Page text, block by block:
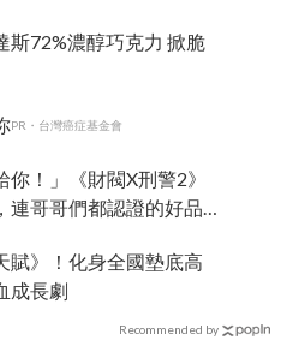
斯72%濃醇巧克力 掀脆
PR・台灣癌症基金會
你！」《財閥X刑警2》
連哥哥們都認證的好品
賦》！化身全國墊底高
成長劇
Recommended by